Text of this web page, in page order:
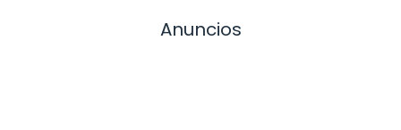
Anuncios